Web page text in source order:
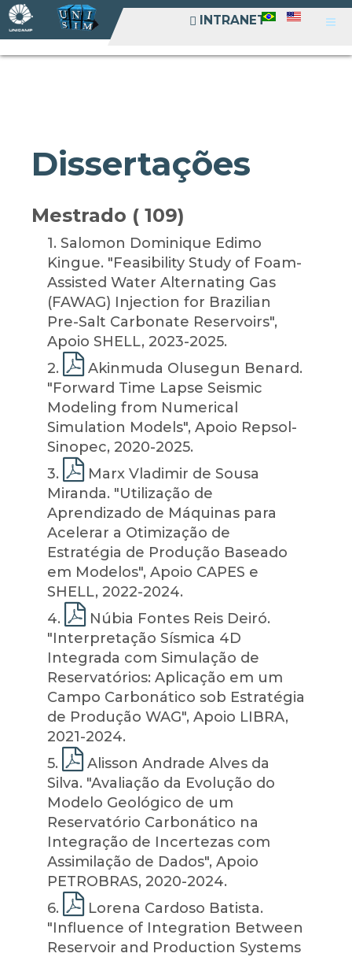
INTRANET
INTRANET
Dissertações
Mestrado ( 109)
1. Salomon Dominique Edimo
Kingue. "Feasibility Study of Foam-
Assisted Water Alternating Gas
(FAWAG) Injection for Brazilian
Pre-Salt Carbonate Reservoirs",
Apoio SHELL, 2023-2025.
2.
Akinmuda Olusegun Benard.
"Forward Time Lapse Seismic
Modeling from Numerical
Simulation Models", Apoio Repsol-
Sinopec, 2020-2025.
3.
Marx Vladimir de Sousa
Miranda. "Utilização de
Aprendizado de Máquinas para
Acelerar a Otimização de
Estratégia de Produção Baseado
em Modelos", Apoio CAPES e
SHELL, 2022-2024.
4.
Núbia Fontes Reis Deiró.
"Interpretação Sísmica 4D
Integrada com Simulação de
Reservatórios: Aplicação em um
Campo Carbonático sob Estratégia
de Produção WAG", Apoio LIBRA,
2021-2024.
5.
Alisson Andrade Alves da
Silva. "Avaliação da Evolução do
Modelo Geológico de um
Reservatório Carbonático na
Integração de Incertezas com
Assimilação de Dados", Apoio
PETROBRAS, 2020-2024.
6.
Lorena Cardoso Batista.
"Influence of Integration Between
Reservoir and Production Systems